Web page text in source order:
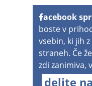
acebook
boste v
vsebin, ki jih
straneh. Če
zdi zanimiva,
delite